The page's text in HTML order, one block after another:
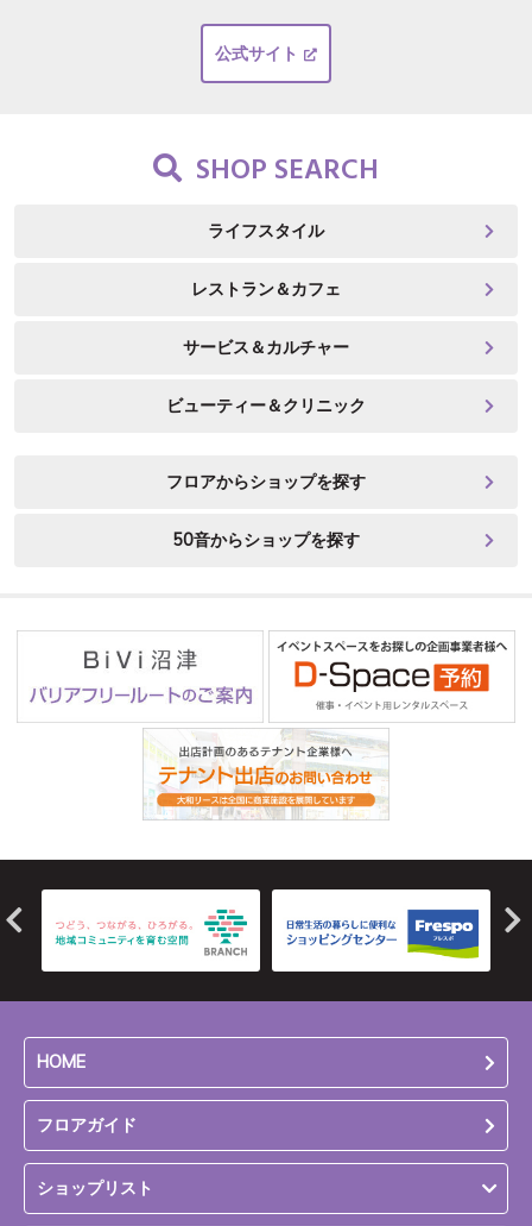
公式サイト
SHOP SEARCH
ライフスタイル
レストラン＆カフェ
サービス＆カルチャー
ビューティー＆クリニック
フロアからショップを探す
50音からショップを探す
HOME
フロアガイド
ショップリスト